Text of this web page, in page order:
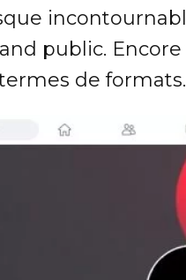
public.
de